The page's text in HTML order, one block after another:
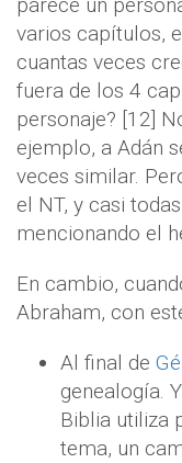
parece un
varios capítulos,
cuantas veces
fuera de los 4
personaje? [12]
ejemplo, a Adán
veces similar.
el NT, y casi
mencionando el
En cambio,
Abraham, con
Al final de
genealogía.
Biblia utiliza
tema, un